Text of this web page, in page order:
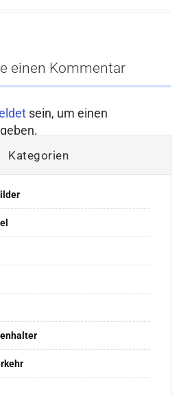
einen Kommentar
sein, um einen
Kategorien